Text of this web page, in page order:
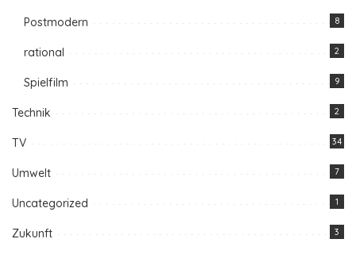
Postmodern 8
rational 2
Spielfilm 9
Technik 2
TV 34
Umwelt 7
Uncategorized 1
Zukunft 3